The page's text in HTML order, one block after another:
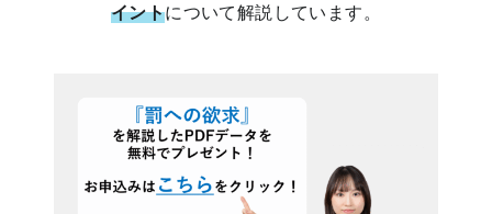
イントについて解説しています。